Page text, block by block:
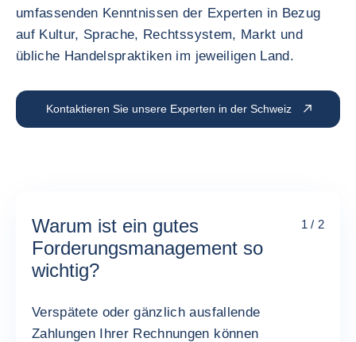
umfassenden Kenntnissen der Experten in Bezug
auf Kultur, Sprache, Rechtssystem, Markt und
übliche Handelspraktiken im jeweiligen Land.
Kontaktieren Sie unsere Experten in der Schweiz
Warum ist ein gutes
Forderungsmanagement so
wichtig?
1 / 2
Verspätete oder gänzlich ausfallende
Zahlungen Ihrer Rechnungen können